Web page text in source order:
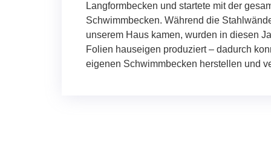
Langformbecken und startete mit der
Schwimmbecken. Während die
unserem Haus kamen, wurden in diesen
Folien hauseigen produziert – dadurch
eigenen Schwimmbecken herstellen und